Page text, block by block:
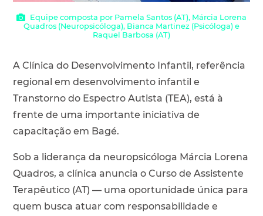
Equipe composta por Pamela Santos (AT), Márcia Lorena
Quadros (Neuropsicóloga), Bianca Martinez (Psicóloga) e
Raquel Barbosa (AT)
A Clínica do Desenvolvimento Infantil, referência
regional em desenvolvimento infantil e
Transtorno do Espectro Autista (TEA), está à
frente de uma importante iniciativa de
capacitação em Bagé.
Sob a liderança da neuropsicóloga Márcia Lorena
Quadros, a clínica anuncia o Curso de Assistente
Terapêutico (AT) — uma oportunidade única para
quem busca atuar com responsabilidade e